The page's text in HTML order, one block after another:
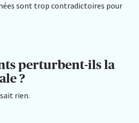
sont trop contradictoires pour
perturbent-ils la
?
rien.